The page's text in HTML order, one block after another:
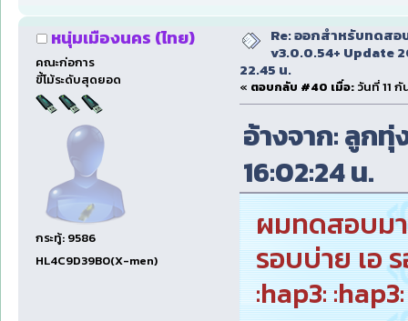
หนุ่มเมืองนคร (ไทย)
คณะก่อการ
ขี้โม้ระดับสุดยอด
กระทู้: 9586
HL4C9D39B0(X-men)
Re: ออกสำหรับทดสอ
v3.0.0.54+ Update
22.45 น.
« ตอบกลับ #40 เมื่อ: วันที่ 11
อ้างจาก: ลูก
16:02:24 น.
ผมทดสอบม
รอบบ่าย เอ
:hap3: :hap3: